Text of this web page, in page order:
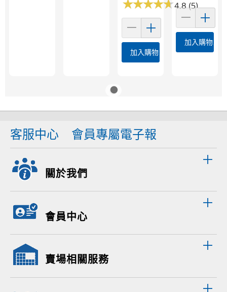
★★★★★
★★★★★4.8 (5)
加入購物車
加入購物車
客服中心 會員專屬電子報
關於我們
會員中心
賣場相關服務